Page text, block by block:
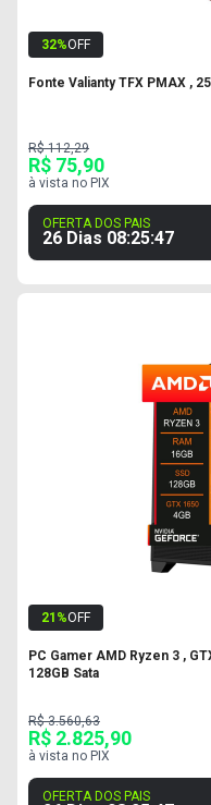
32%OFF
Fonte Valianty TFX PMAX ,
R$ 112,29
R$ 75,90
à vista no PIX
OFERTA DOS PAIS
26 Dias 08:25:46
21 %OFF
PC Gamer AMD Ryzen 3 ,
128GB Sata
R$ 3.560,63
R$ 2.825,90
à vista no PIX
OFERTA DOS PAIS